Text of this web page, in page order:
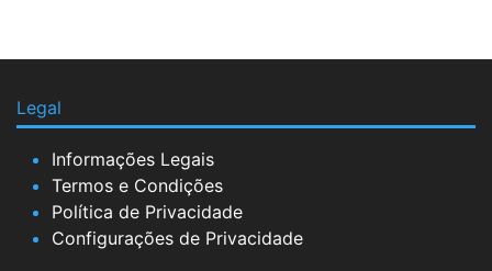
Legal
Informações Legais
Termos e Condições
Política de Privacidade
Configurações de Privacidade